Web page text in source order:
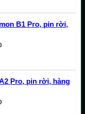
B1 Pro, pin rời,
Pro, pin rời, hàng